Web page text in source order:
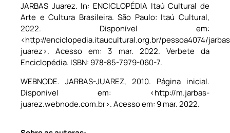
JARBAS Juarez. In: ENCICLOPÉDIA Itaú Cultural de
Arte e Cultura Brasileira. São Paulo: Itaú Cultural,
2022. Disponível em:
<http://enciclopedia.itaucultural.org.br/pessoa4074/
juarez>. Acesso em: 3 mar. 2022. Verbete da
Enciclopédia. ISBN: 978-85-7979-060-7.
WEBNODE. JARBAS-JUAREZ, 2010. Página inicial.
Disponível em: <http://m.jarbas-
juarez.webnode.com.br>. Acesso em: 9 mar. 2022.